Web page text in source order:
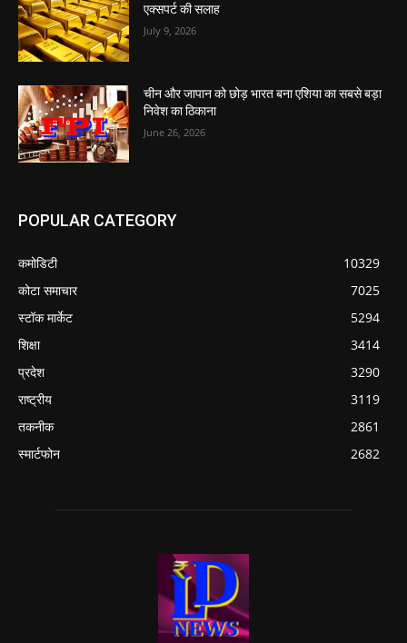
एक्सपर्ट की सलाह
July 9, 2026
चीन और जापान को छोड़ भारत बना एशिया का सबसे बड़ा
निवेश का ठिकाना
June 26, 2026
POPULAR CATEGORY
कमोडिटी
10329
कोटा समाचार
7025
स्टॉक मार्केट
5294
शिक्षा
3414
प्रदेश
3290
राष्ट्रीय
3119
तकनीक
2861
स्मार्टफोन
2682